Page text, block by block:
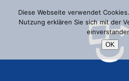
Diese Webseite verwendet
Nutzung erklären Sie sich mit der
OK